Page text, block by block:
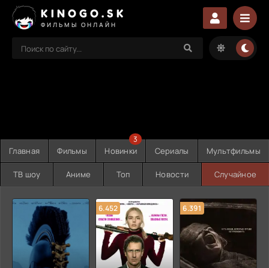
KINOGO.SK
ФИЛЬМЫ ОНЛАЙН
Главная Фильмы Новинки
3
Сериалы Мультфильмы
ТВ шоу Аниме Топ Новости Случайное
6.452 6.391